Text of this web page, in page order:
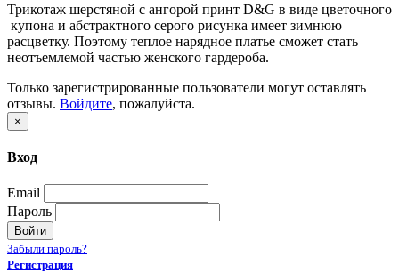
Трикотаж шерстяной с ангорой принт D&G в виде цветочного
купона и абстрактного серого рисунка имеет зимнюю
расцветку. Поэтому теплое нарядное платье сможет стать
неотъемлемой частью женского гардероба.
Только зарегистрированные пользователи могут оставлять
отзывы. Войдите, пожалуйста.
×
Вход
Email
Пароль
Войти
Забыли пароль?
Регистрация